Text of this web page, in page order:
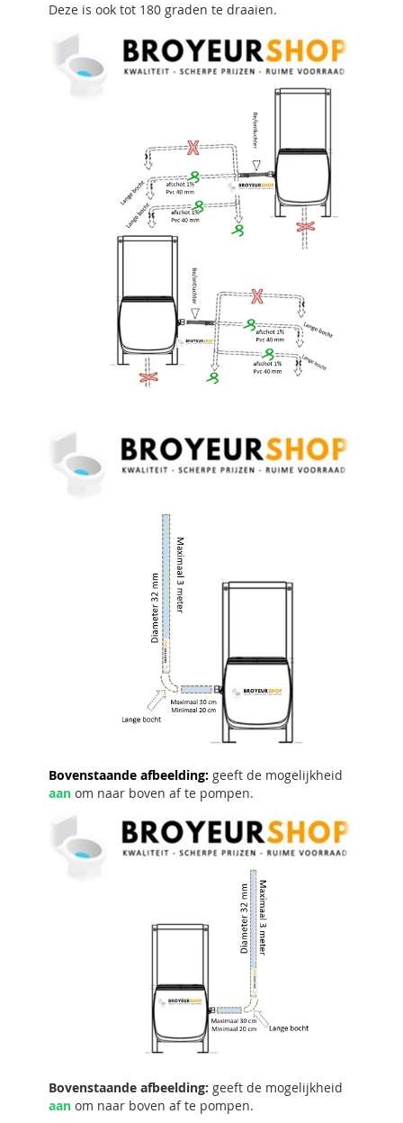
Deze is ook tot 180 graden te draaien.
Bovenstaande afbeelding: geeft de mogelijkheid
aan om naar boven af te pompen.
Bovenstaande afbeelding: geeft de mogelijkheid
aan om naar boven af te pompen.